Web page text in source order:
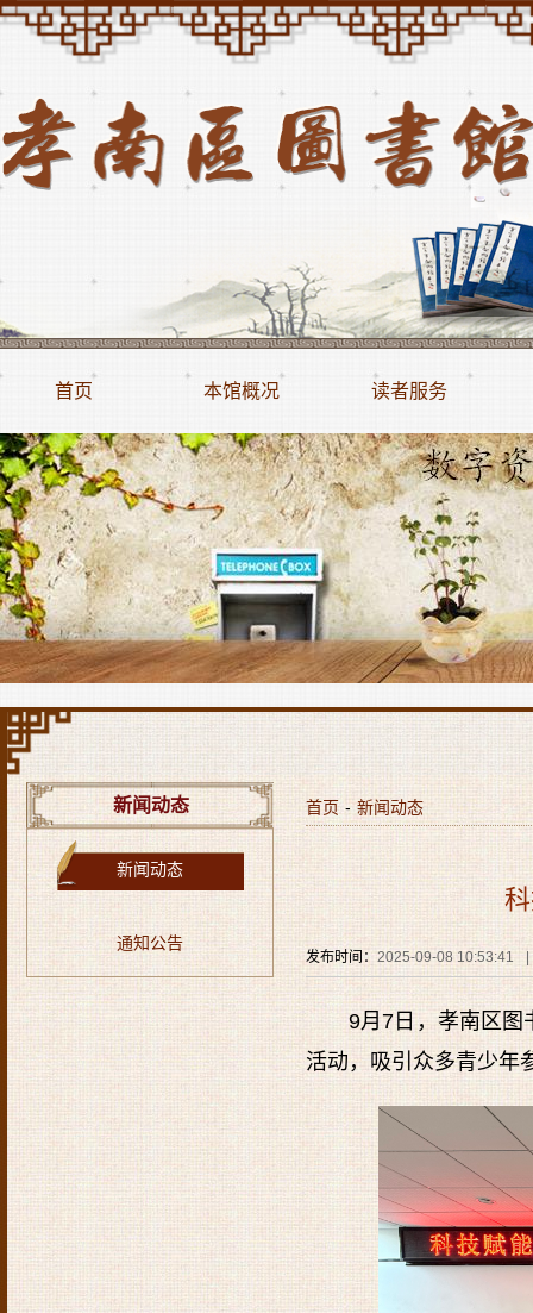
首页 本馆概况 读者服务
新闻动态
新闻动态
通知公告
首页 - 新闻动态
发布时间： 2025-09-08 10:53:41
9月7日，孝南区图
活动，吸引众多青少年